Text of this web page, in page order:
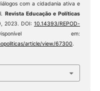
com a cidadania ativa e
Revista Educação e Políticas
2023. DOI:10.14393/REPOD-
em:
article/view/67300.